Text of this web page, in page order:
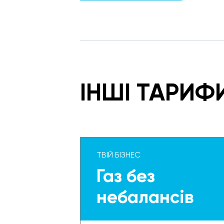
ІНШІ
ТВІЙ БІЗНЕС
Газ без
небалансів